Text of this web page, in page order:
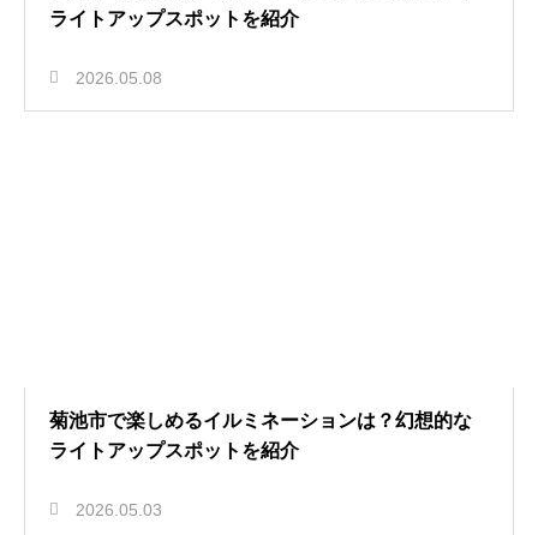
ライトアップスポットを紹介
2026.05.08
菊池市で楽しめるイルミネーションは？幻想的な
ライトアップスポットを紹介
2026.05.03